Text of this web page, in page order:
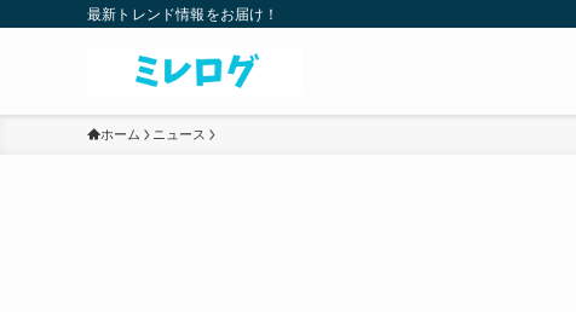
最新トレンド情報をお届け！
ホーム ニュース